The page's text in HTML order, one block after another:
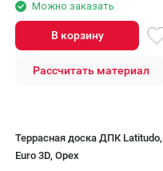
Можно заказать
В корзину
Рассчитать материал
Террасная доска ДПК Latitudo,
Euro 3D, Орех